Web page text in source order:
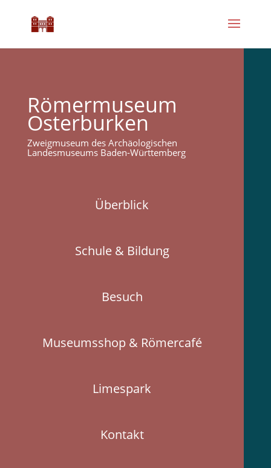
Römermuseum
Osterburken
Zweigmuseum des Archäologischen
Landesmuseums Baden-Württemberg
Überblick
Schule & Bildung
Besuch
Museumsshop & Römercafé
Limespark
Kontakt